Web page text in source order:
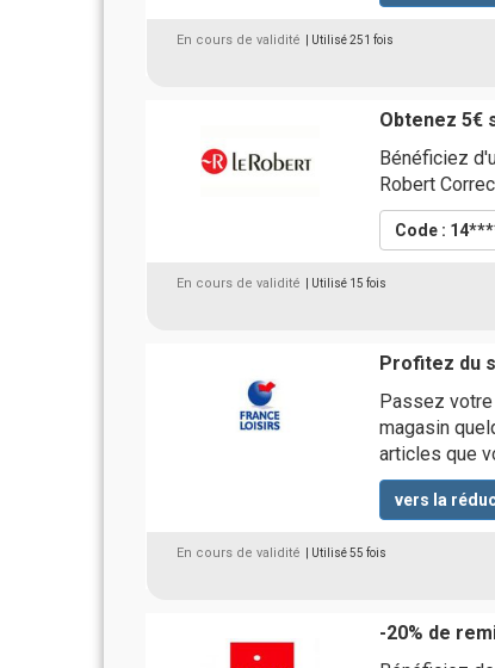
En cours de validité | Utilisé 251 fois
Obtenez 5€
Bénéficiez
Robert
Code :
En cours de validité | Utilisé 15 fois
Profitez du
Passez
magasin
articles que
vers la
En cours de validité | Utilisé 55 fois
-20% de